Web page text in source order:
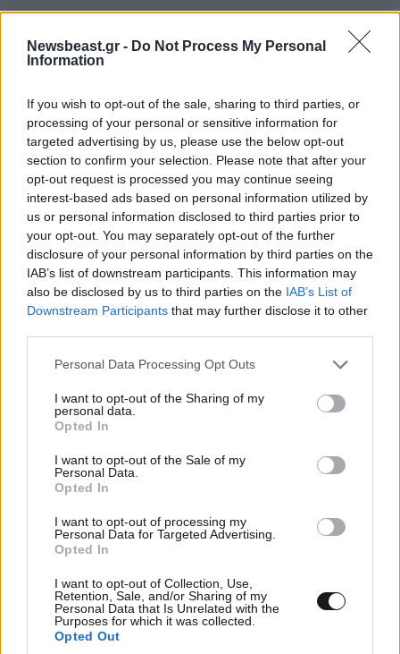
Newsbeast.gr - Do Not Process My Personal
Information
If you wish to opt-out of the sale, sharing to third parties, or
processing of your personal or sensitive information for
targeted advertising by us, please use the below opt-out
section to confirm your selection. Please note that after your
opt-out request is processed you may continue seeing
interest-based ads based on personal information utilized by
us or personal information disclosed to third parties prior to
your opt-out. You may separately opt-out of the further
disclosure of your personal information by third parties on the
IAB’s list of downstream participants. This information may
also be disclosed by us to third parties on the IAB’s List of
Downstream Participants that may further disclose it to other
Please note that this website/app uses one or more Google
not limited to your visit or usage behaviour. You may click to
grant or deny consent to Google and its third-party tags to
use your data for below specified purposes in below Google
consent section.
Personal Data Processing Opt Outs
I want to opt-out of the Sharing of my
personal data.
Opted In
I want to opt-out of the Sale of my
Personal Data.
Opted In
I want to opt-out of processing my
Personal Data for Targeted Advertising.
Opted In
I want to opt-out of Collection, Use,
Retention, Sale, and/or Sharing of my
Personal Data that Is Unrelated with the
Purposes for which it was collected.
Opted Out
ΔΙΑΤΡΟΦΗ